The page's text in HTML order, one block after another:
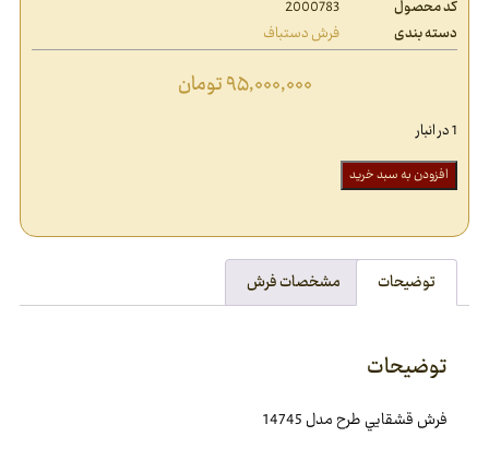
کد محصول
2000783
دسته بندی
فرش دستباف
۹۵,۰۰۰,۰۰۰تومان
1 در انبار
افزودن به سبد خرید
توضیحات مشخصات فرش
توضیحات
فرش قشقايي طرح مدل 14745